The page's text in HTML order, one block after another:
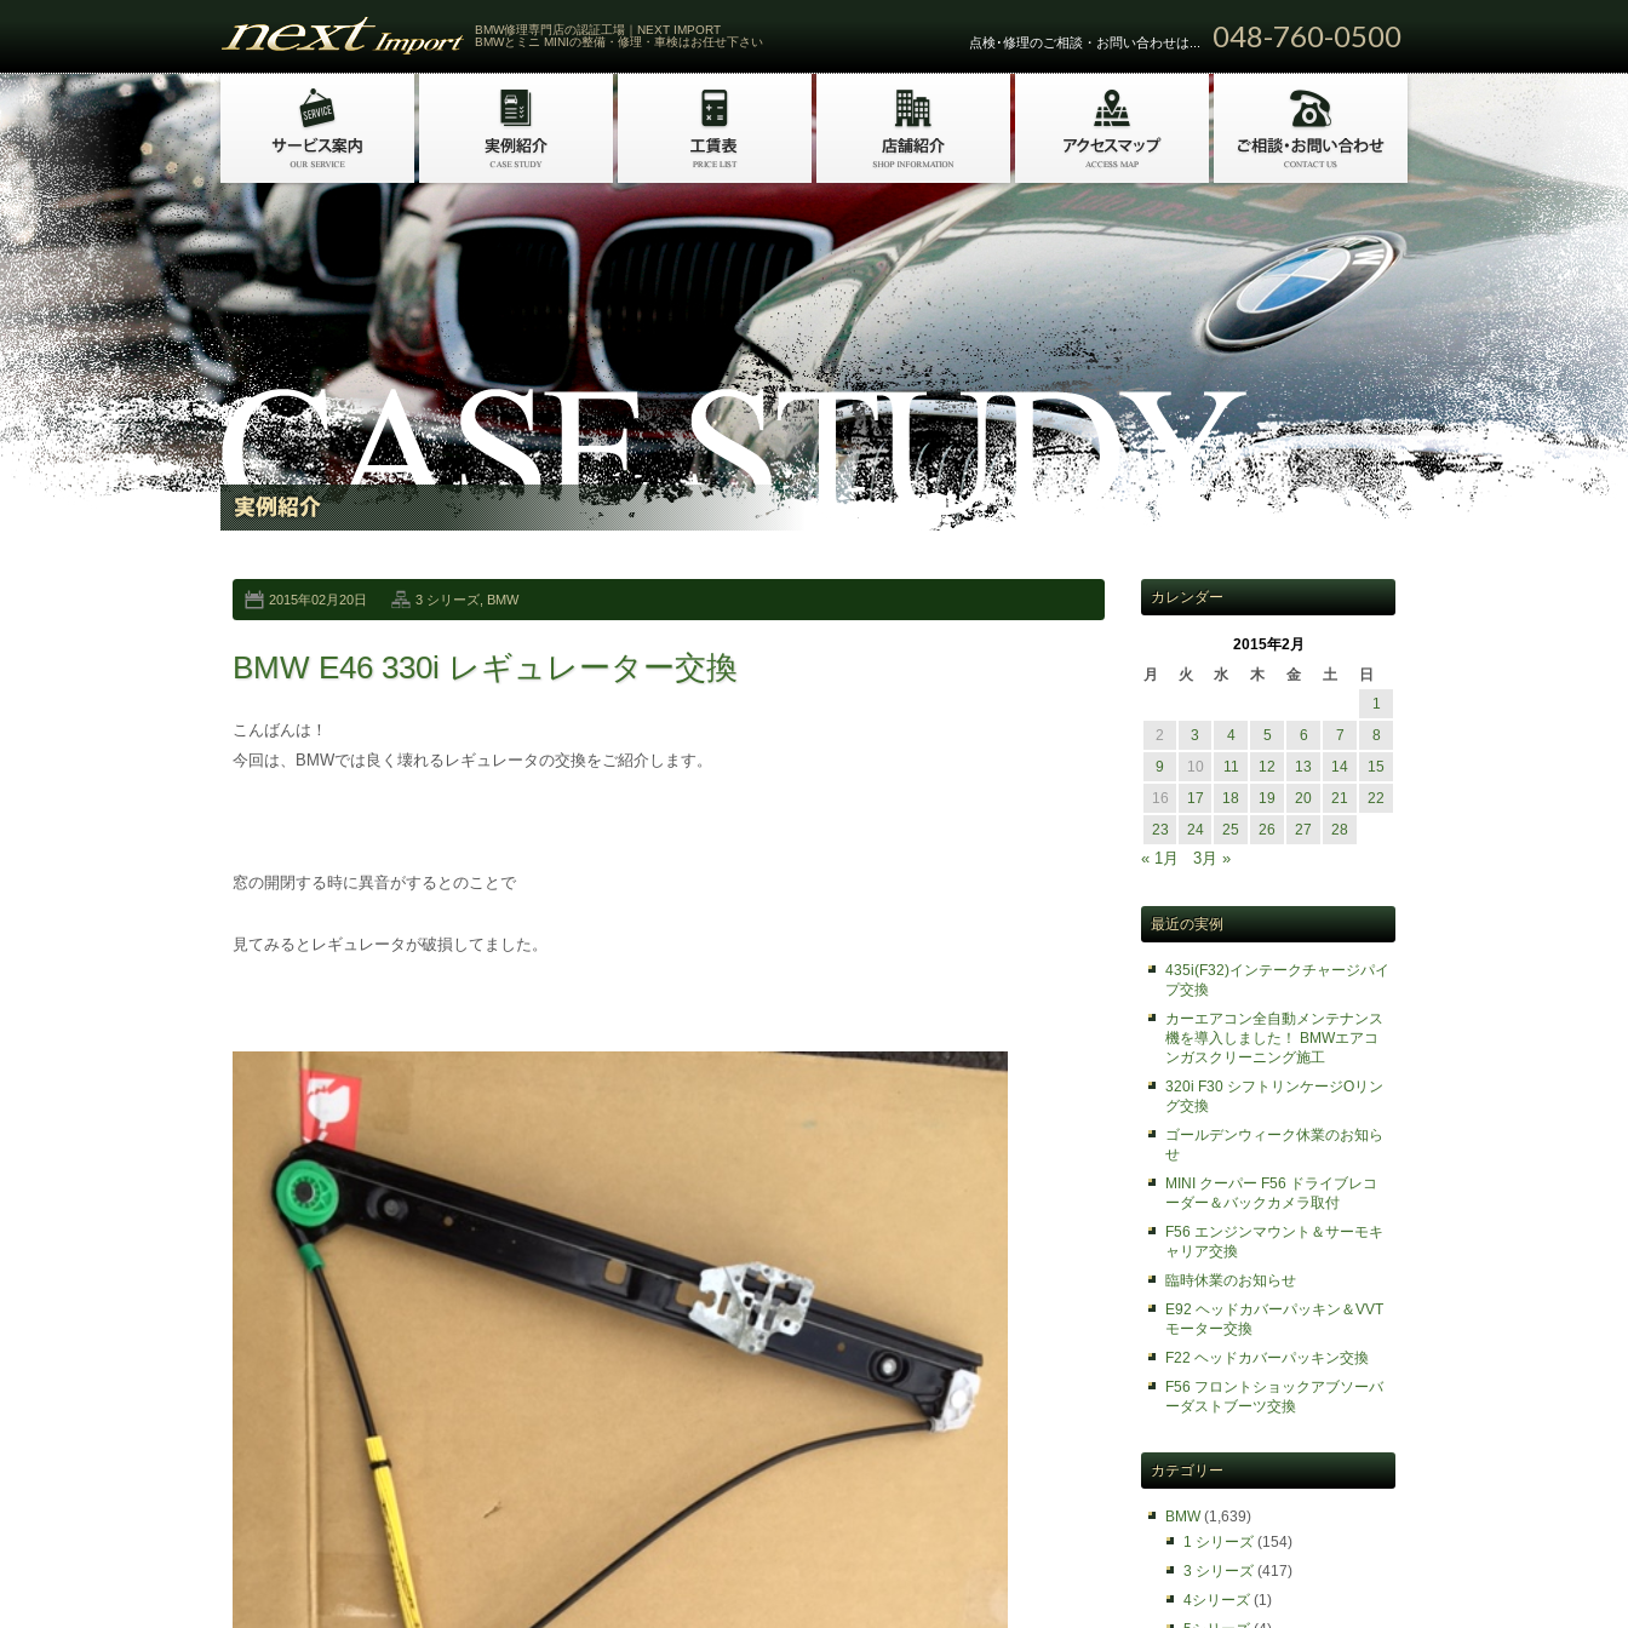
BMW修理専門店の認証工場｜NEXT IMPORT
BMWとミニ MINIの整備・修理・車検はお任せ下さい
点検･修理のご相談・お問い合わせは... 048-760-0500
2015年02月20日 3 シリーズ BMW
BMW E46 330i レギュレーター交換
こんばんは！
今回は、BMWでは良く壊れるレギュレータの交換をご紹介します。
窓の開閉する時に異音がするとのことで
見てみるとレギュレータが破損してました。
カレンダー
2015年2月
月
火 水 木 金 土
日
1
2
3 4 5 6 7
8
9
10 11 12 13 14
15
16
17 18 19 20 21
22
23
24 25 26 27 28
« 1月 3月 »
最近の実例
435i(F32)インテークチャージパイ
プ交換
カーエアコン全自動メンテナンス
機を導入しました！ BMWエアコ
ンガスクリーニング施工
320i F30 シフトリンケージOリン
グ交換
ゴールデンウィーク休業のお知ら
せ
MINI クーパー F56 ドライブレコ
ーダー＆バックカメラ取付
F56 エンジンマウント＆サーモキ
ャリア交換
臨時休業のお知らせ
E92 ヘッドカバーパッキン＆VVT
モーター交換
F22 ヘッドカバーパッキン交換
F56 フロントショックアブソーバ
ーダストブーツ交換
カテゴリー
BMW(1,639)
1 シリーズ (154)
3 シリーズ (417)
4シリーズ (1)